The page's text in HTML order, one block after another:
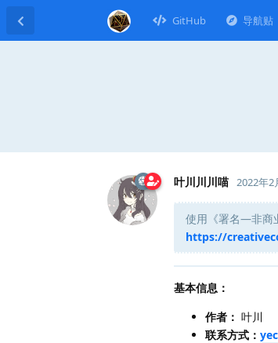
GitHub 导航贴
叶川川川喵 2022年2
使用《署名—非商
https://
基本信息：
作者： 叶川
联系方式：